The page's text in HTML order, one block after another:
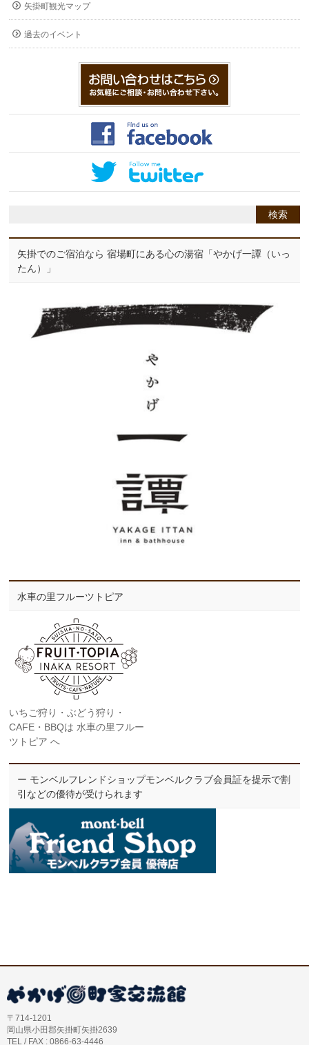
矢掛町観光マップ
過去のイベント
矢掛でのご宿泊なら 宿場町にある心の湯宿「やかげ一譚（いっ
たん）」
水車の里フルーツトピア
いちご狩り・ぶどう狩り・
CAFE・BBQは 水車の里フルー
ツトピア へ
ー モンベルフレンドショップモンベルクラブ会員証を提示で割
引などの優待が受けられます
〒714-1201
岡山県小田郡矢掛町矢掛2639
TEL / FAX : 0866-63-4446